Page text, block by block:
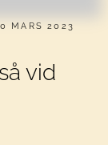
MARS 2023
vid